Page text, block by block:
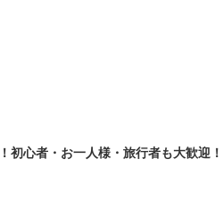
初心者・お一人様・旅行者も大歓迎